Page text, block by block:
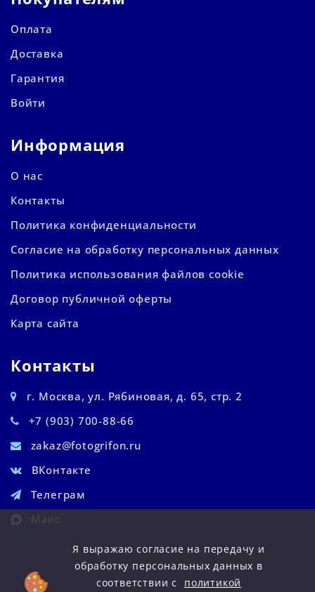
Оплата
Доставка
Гарантия
Войти
Информация
О нас
Контакты
Политика конфиденциальности
Согласие на обработку персональных данных
Политика использования файлов cookie
Договор публичной оферты
Карта сайта
Контакты
г. Москва, ул. Рябиновая, д. 65, стр. 2
+7 (903) 700-88-66
zakaz@fotogrifon.ru
ВКонтакте
Телеграм
Макс
Я выражаю согласие на передачу и
обработку персональных данных в
соответствии с
политикой